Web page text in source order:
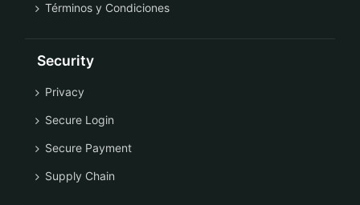
Términos y Condiciones
Security
Privacy
Secure Login
Secure Payment
Supply Chain